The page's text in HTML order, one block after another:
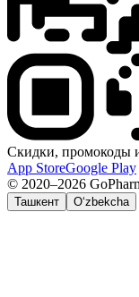
Скидки, промокоды
App StoreGoogle Play
© 2020–2026
Ташкент O‘zbekcha